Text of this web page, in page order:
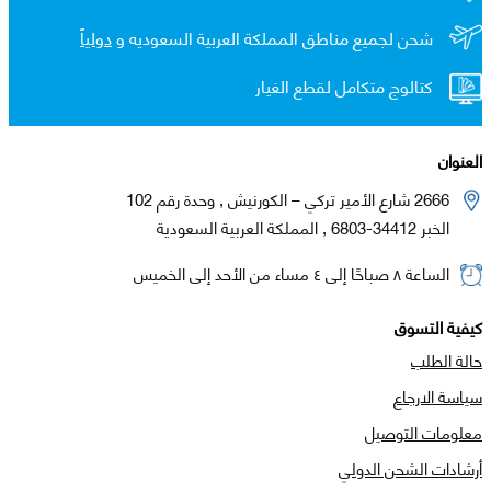
شحن لجميع مناطق المملكة العربية السعوديه ودولياً
كتالوج متكامل لقطع الغيار
العنوان
2666 شارع الأمير تركي – الكورنيش , وحدة رقم 102
الخبر 34412-6803 , المملكة العربية السعودية
الساعة ٨ صباحًا إلى ٤ مساء من الأحد إلى الخميس
كيفية التسوق
حالة الطلب
سياسة الارجاع
معلومات التوصيل
أرشادات الشحن الدولي